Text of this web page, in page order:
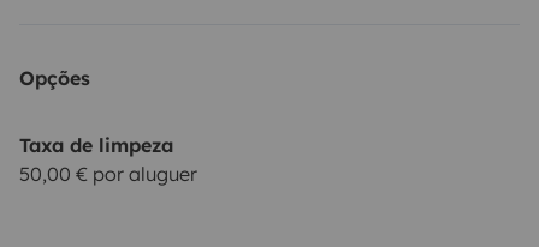
Opções
Taxa de limpeza
50,00 € por aluguer